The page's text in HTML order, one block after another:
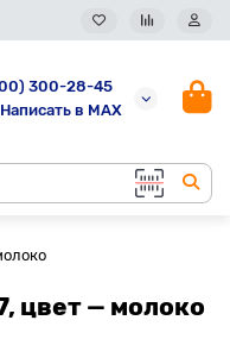
300-28-45
Написать в MAX
цвет — молоко